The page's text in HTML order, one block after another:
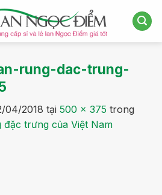
rung-dac-trung-
04/2018 tại 500 × 375 trong
trưng của Việt Nam